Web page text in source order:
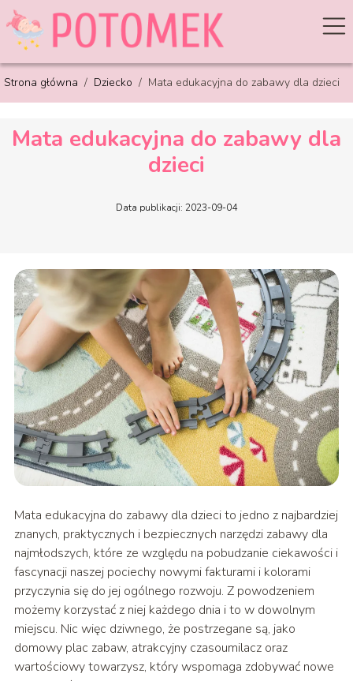
Strona główna / Dziecko / Mata edukacyjna do zabawy dla dzieci
Mata edukacyjna do zabawy dla
dzieci
Data publikacji: 2023-09-04
Mata edukacyjna do zabawy dla dzieci to jedno z najbardziej
znanych, praktycznych i bezpiecznych narzędzi zabawy dla
najmłodszych, które ze względu na pobudzanie ciekawości i
fascynacji naszej pociechy nowymi fakturami i kolorami
przyczynia się do jej ogólnego rozwoju. Z powodzeniem
możemy korzystać z niej każdego dnia i to w dowolnym
miejscu. Nic więc dziwnego, że postrzegane są, jako
domowy plac zabaw, atrakcyjny czasoumilacz oraz
wartościowy towarzysz, który wspomaga zdobywać nowe